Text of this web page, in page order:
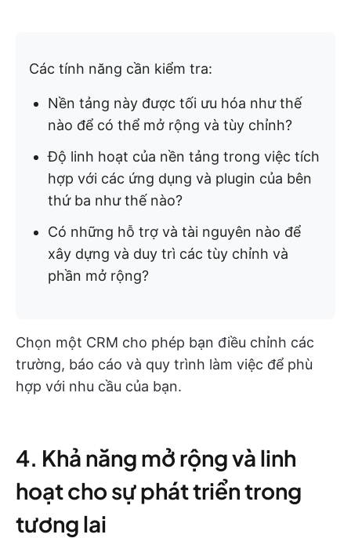
Các tính năng cần kiểm tra:
Nền tảng này được tối ưu hóa như thế
nào để có thể mở rộng và tùy chỉnh?
Độ linh hoạt của nền tảng trong việc tích
hợp với các ứng dụng và plugin của bên
thứ ba như thế nào?
Có những hỗ trợ và tài nguyên nào để
xây dựng và duy trì các tùy chỉnh và
phần mở rộng?
Chọn một CRM cho phép bạn điều chỉnh các
trường, báo cáo và quy trình làm việc để phù
hợp với nhu cầu của bạn.
4. Khả năng mở rộng và linh
hoạt cho sự phát triển trong
tương lai